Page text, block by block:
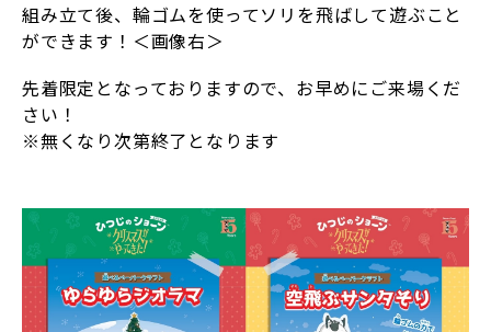
組み立て後、輪ゴムを使ってソリを飛ばして遊ぶこと
ができます！＜画像右＞
先着限定となっておりますので、お早めにご来場くだ
さい！
※無くなり次第終了となります